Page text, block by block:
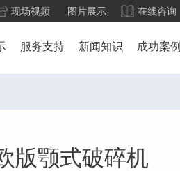
现场视频 图片展示 在线咨询
服务支持 新闻知识 成功案例
版颚式破碎机